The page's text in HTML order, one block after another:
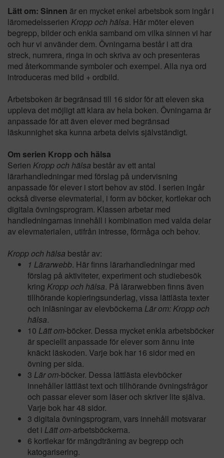
Lätt om: Sinnen är en mycket enkel arbetsbok som ingår i
läromedelsserien Kropp och hälsa. Här möter eleven
begrepp, bilder och enkla samband om vilka sinnen vi har
och hur vi använder dem. Övningarna består i att dra
streck, numrera, ringa in och skriva av och presenteras
med återkommande symboler och exempel. Alla nya ord
introduceras med bild + ordbild.
Arbetsboken är begränsad till 16 sidor för att eleven ska
uppleva det möjligt att klara av hela boken. Övningarna är
anpassade för att även elever med begränsad
läskunnighet ska kunna arbeta delvis självständigt.
Om serien Kropp och hälsa
Serien Kropp och hälsa består av ett antal
lärarhandledningar med förslag på undervisning
anpassade för elever i stort behov av stöd. I serien ingår
också diverse elevmaterial, i form av böcker, kortlekar och
digitala övningsprogram. Klassen arbetar med
handledningarnas innehåll i kombination med valda delar
av elevmaterialen, utifrån intresse, förmåga och behov.
Kropp och hälsa består av:
1 Lärarwebb. Här finns lärarhandledningar med
förslag på aktiviteter, experiment och studiebesök
kring Kropp och hälsa. På lärarwebben finns även
tillhörande kopieringsunderlag, vissa lättlästa texter
och inläsningar av elevböckerna Lär om: Kropp och
hälsa.
10 Lätt om-böcker. Dessa mycket enkla arbetsböcker
är speciellt anpassade för elever som ännu inte
knäckt läskoden. Varje bok har 16 sidor med en
övning per sida.
3 Lär om-böcker. Dessa lättlästa elevböcker
innehåller lättläst text och tillhörande övningsfrågor
och passar elever som läser och skriver lite själva.
Varje bok har 48 sidor.
3 digitala övningsprogram, vars innehåll motsvarar
det i Lätt om-arbetsböckerna.
6 kortlekar för mängdträning av begrepp och
katogarisering.